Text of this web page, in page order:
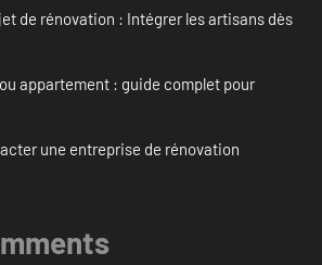
de rénovation : Intégrer les artisans dès
appartement : guide complet pour
une entreprise de rénovation